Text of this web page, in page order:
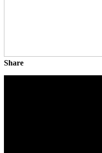
Share